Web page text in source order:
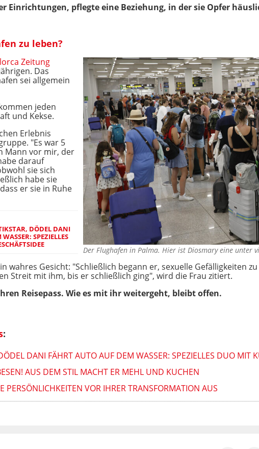
Einrichtungen, pflegte eine Beziehung, in der sie Opfer
zu leben?
Der Flughafen in Palma. Hier ist Diosmary eine unter
Zeitung
Das
sei allgemein
jeden
und Kekse.
Erlebnis
"Es war 5
Mann vor mir, der
darauf
sie sich
habe sie
er sie in Ruhe
DÖDEL DANI
SPEZIELLES
wahres Gesicht: "Schließlich begann er, sexuelle Gefälligkeiten
Streit mit ihm, bis er schließlich ging", wird die Frau zitiert.
Reisepass. Wie es mit ihr weitergeht, bleibt offen.
:
DANI FÄHRT AUTO AUF DEM WASSER: SPEZIELLES DUO MIT
AUS DEM STIL MACHT ER MEHL UND KUCHEN
PERSÖNLICHKEITEN VOR IHRER TRANSFORMATION AUS